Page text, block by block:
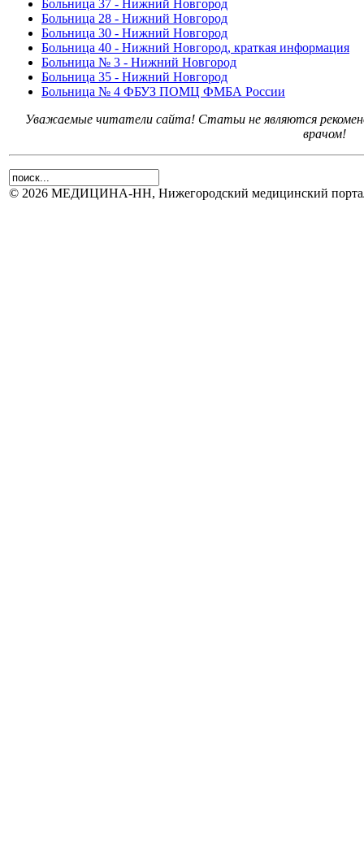
Больница 37 - Нижний Новгород
Больница 28 - Нижний Новгород
Больница 30 - Нижний Новгород
Больница 40 - Нижний Новгород, краткая информация
Больница № 3 - Нижний Новгород
Больница 35 - Нижний Новгород
Больница № 4 ФБУЗ ПОМЦ ФМБА России
Уважаемые читатели сайта! Статьи не являются
врачом!
© 2026 МЕДИЦИНА-НН, Нижегородский медицинский